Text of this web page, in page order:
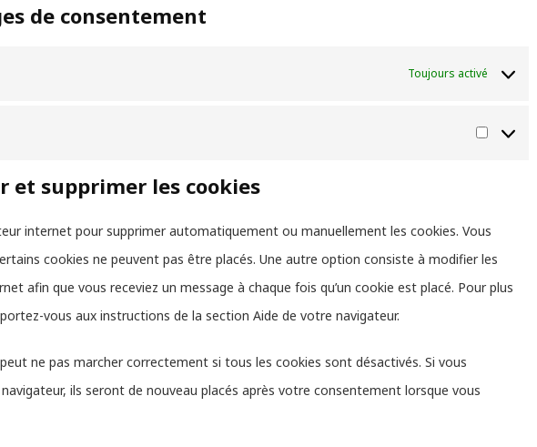
de consentement
Toujours activé
et supprimer les cookies
internet pour supprimer automatiquement ou manuellement les cookies. Vous
cookies ne peuvent pas être placés. Une autre option consiste à modifier les
afin que vous receviez un message à chaque fois qu’un cookie est placé. Pour plus
vous aux instructions de la section Aide de votre navigateur.
ne pas marcher correctement si tous les cookies sont désactivés. Si vous
ils seront de nouveau placés après votre consentement lorsque vous